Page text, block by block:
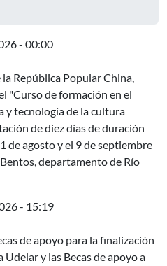
- 00:00
en el extranjero sobre
República Popular China,
"Curso de formación en el
y tecnología de la cultura
de diez días de duración
de agosto y el 9 de septiembre
departamento de Río
- 15:19
becas de apoyo a estudios de
de apoyo para la finalización
y las Becas de apoyo a